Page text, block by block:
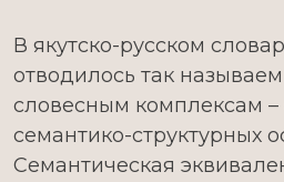
В якутско-русском
отводилось так
словесным комплексам –
семантико-структурных
Семантическая